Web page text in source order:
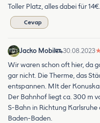
Toller Platz, alles dabei für 14€.
Cevap
Jacko Mobil 30.08.2023
Wir waren schon oft hier, da
gar nicht. Die Therme, das
entspannen. MIt der
Der Bahnhof liegt ca. 300 m
S-Bahn in Richtung
Baden-Baden.